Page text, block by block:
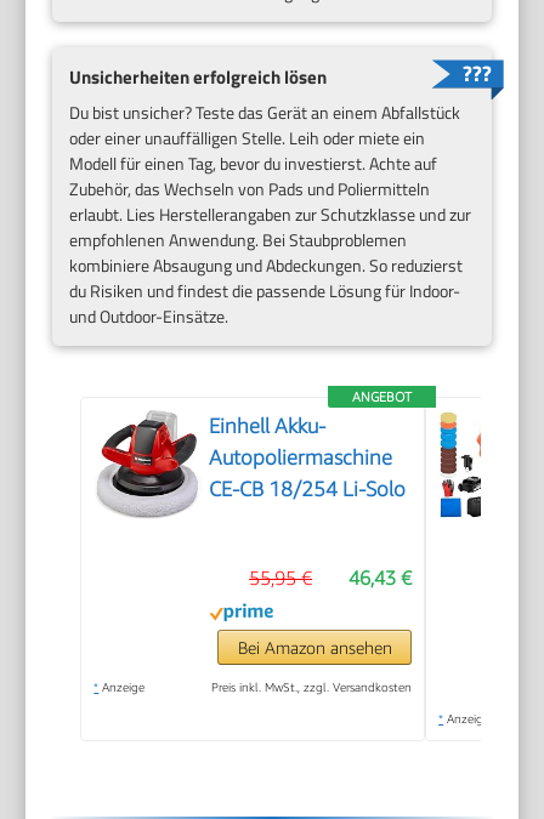
Unsicherheiten erfolgreich lösen
Du bist unsicher? Teste das Gerät an einem Abfallstück
oder einer unauffälligen Stelle. Leih oder miete ein
Modell für einen Tag, bevor du investierst. Achte auf
Zubehör, das Wechseln von Pads und Poliermitteln
erlaubt. Lies Herstellerangaben zur Schutzklasse und zur
empfohlenen Anwendung. Bei Staubproblemen
kombiniere Absaugung und Abdeckungen. So reduzierst
du Risiken und findest die passende Lösung für Indoor-
und Outdoor-Einsätze.
ANGEBOT
Einhell Akku-
Autopoliermaschine
CE-CB 18/254 Li-Solo
46,43 €
55,95 €
Bei Amazon ansehen
* Anzeige Preis inkl. MwSt., zzgl. Versandkosten
* Anzeige